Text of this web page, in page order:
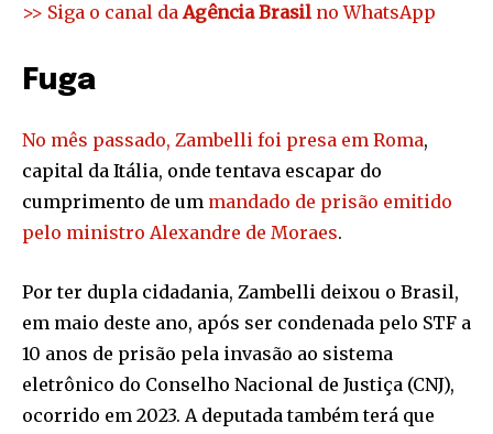
>> Siga o canal daAgência Brasil no WhatsApp
Fuga
No mês passado, Zambelli foi presa em Roma,
capital da Itália, onde tentava escapar do
cumprimento de um mandado de prisão emitido
pelo ministro Alexandre de Moraes.
Por ter dupla cidadania, Zambelli deixou o Brasil,
em maio deste ano, após ser condenada pelo STF a
10 anos de prisão pela invasão ao sistema
eletrônico do Conselho Nacional de Justiça (CNJ),
ocorrido em 2023. A deputada também terá que